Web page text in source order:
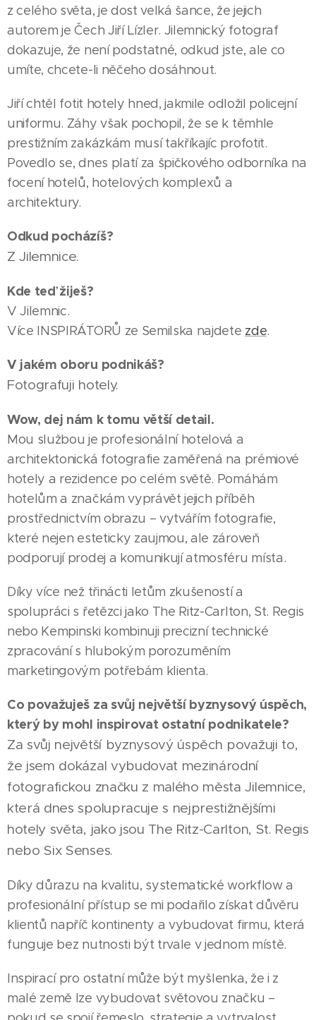
z celého světa, je dost velká šance, že jejich
autorem je Čech Jiří Lízler. Jilemnický fotograf
dokazuje, že není podstatné, odkud jste, ale co
umíte, chcete-li něčeho dosáhnout.
Jiří chtěl fotit hotely hned, jakmile odložil policejní
uniformu. Záhy však pochopil, že se k těmhle
prestižním zakázkám musí takříkajíc profotit.
Povedlo se, dnes platí za špičkového odborníka na
focení hotelů, hotelových komplexů a
architektury.
Odkud pocházíš?
Z Jilemnice.
Kde teď žiješ?
V Jilemnic.
Více INSPIRÁTORŮ ze Semilska najdete zde.
V jakém oboru podnikáš?
Fotografuji hotely.
Wow, dej nám k tomu větší detail.
Mou službou je profesionální hotelová a
architektonická fotografie zaměřená na prémiové
hotely a rezidence po celém světě. Pomáhám
hotelům a značkám vyprávět jejich příběh
prostřednictvím obrazu – vytvářím fotografie,
které nejen esteticky zaujmou, ale zároveň
podporují prodej a komunikují atmosféru místa.
Díky více než třinácti letům zkušeností a
spolupráci s řetězci jako The Ritz-Carlton, St. Regis
nebo Kempinski kombinuji precizní technické
zpracování s hlubokým porozuměním
marketingovým potřebám klienta.
Co považuješ za svůj největší byznysový úspěch,
který by mohl inspirovat ostatní podnikatele?
Za svůj největší byznysový úspěch považuji to,
že jsem dokázal vybudovat mezinárodní
fotografickou značku z malého města Jilemnice,
která dnes spolupracuje s nejprestižnějšími
hotely světa, jako jsou The Ritz-Carlton, St. Regis
nebo Six Senses.
Díky důrazu na kvalitu, systematické workflow a
profesionální přístup se mi podařilo získat důvěru
klientů napříč kontinenty a vybudovat firmu, která
funguje bez nutnosti být trvale v jednom místě.
Inspirací pro ostatní může být myšlenka, že i z
malé země lze vybudovat světovou značku –